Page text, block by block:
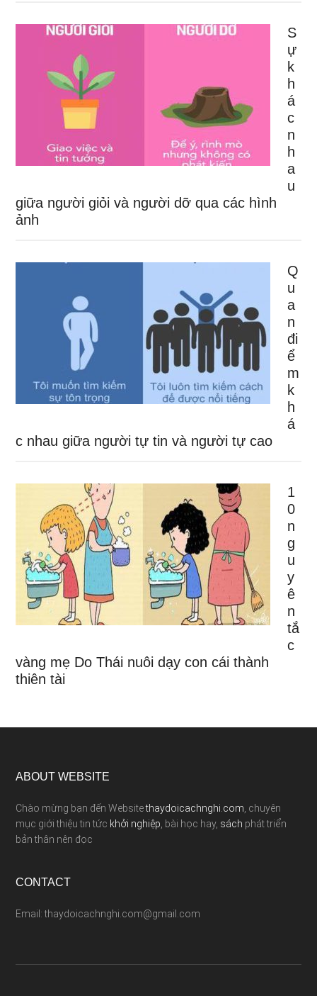
S
ự
k
h
á
c
n
h
a
u
giữa người giỏi và người dỡ qua các hình
ảnh
Q
u
a
n
đi
ể
m
k
h
á
c nhau giữa người tự tin và người tự cao
1
0
n
g
u
y
ê
n
tắ
c
vàng mẹ Do Thái nuôi dạy con cái thành
thiên tài
ABOUT WEBSITE
Chào mừng bạn đến Websitethaydoicachnghi.com , chuyên
mục giới thiệu tin tức khởi nghiệp , bài học hay, sách phát triển
bản thân nên đọc
CONTACT
Email: thaydoicachnghi.com@gmail.com